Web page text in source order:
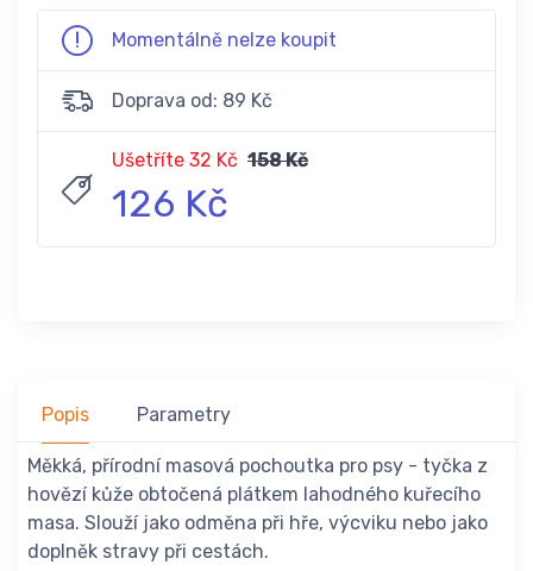
Momentálně nelze koupit
Doprava od: 89 Kč
Ušetříte 32 Kč 158 Kč
126 Kč
Popis Parametry
Měkká, přírodní masová pochoutka pro psy - tyčka z
hovězí kůže obtočená plátkem lahodného kuřecího
masa. Slouží jako odměna při hře, výcviku nebo jako
doplněk stravy při cestách.